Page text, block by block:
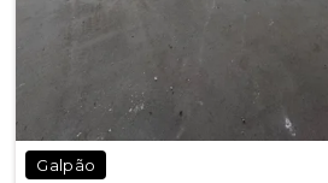
Galpão